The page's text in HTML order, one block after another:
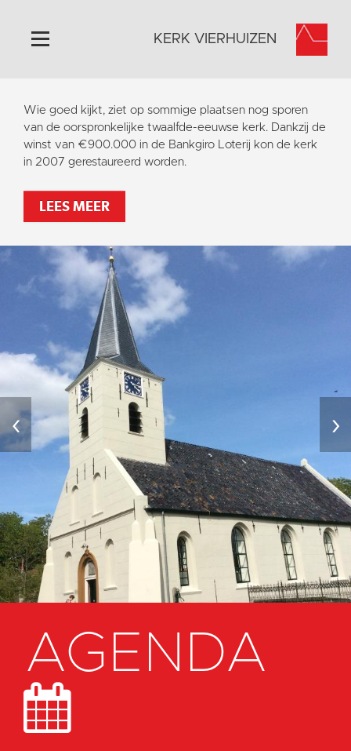
Home
Algemeen
Historie
Activiteiten
Contact
Vaktaal
KERK VIERHUIZEN
Wie goed kijkt, ziet op sommige plaatsen nog sporen
van de oorspronkelijke twaalfde-eeuwse kerk. Dankzij de
winst van €900.000 in de Bankgiro Loterij kon de kerk
in 2007 gerestaureerd worden.
LEES MEER
‹ ›
AGENDA